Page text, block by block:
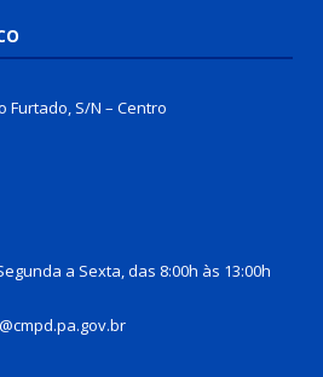
Furtado, S/N – Centro
a Sexta, das 8:00h às 13:00h